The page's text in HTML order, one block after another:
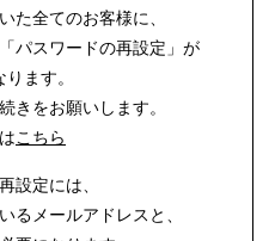
た全てのお客様に、
パスワードの再設定」が
ます。
きをお願いします。
こちら
設定には、
るメールアドレスと、